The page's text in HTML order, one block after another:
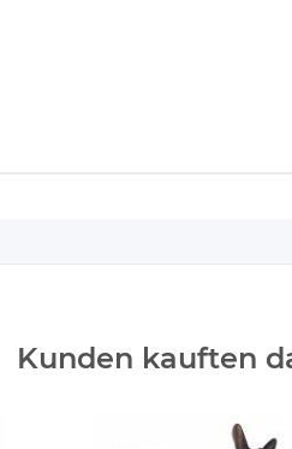
Kunden kauften